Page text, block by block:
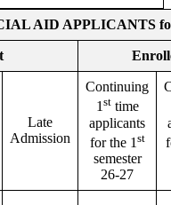
AID APPLICANTS
Late
Admission
Continuing
1sttime
applicants
for the 1 st
semester
26-27